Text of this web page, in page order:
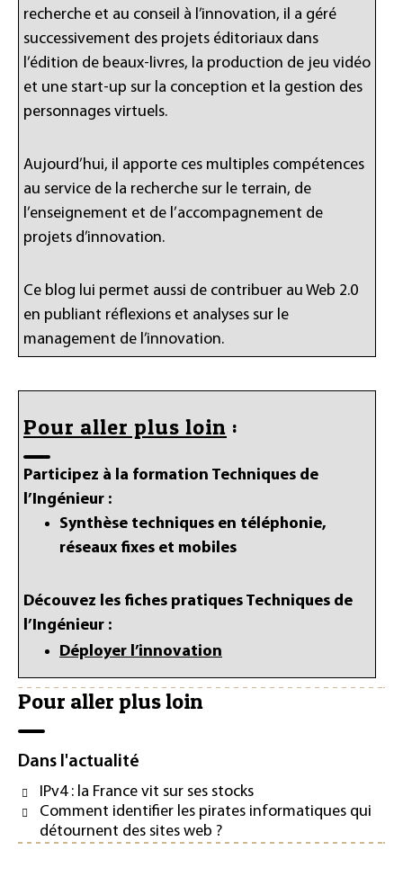
recherche et au conseil à l’innovation, il a géré
successivement des projets éditoriaux dans
l’édition de beaux-livres, la production de jeu vidéo
et une start-up sur la conception et la gestion des
personnages virtuels.
Aujourd’hui, il apporte ces multiples compétences
au service de la recherche sur le terrain, de
l’enseignement et de l’accompagnement de
projets d’innovation.
Ce blog lui permet aussi de contribuer au Web 2.0
en publiant réflexions et analyses sur le
management de l’innovation.
Pour aller plus loin :
Participez à la formation Techniques de
l’Ingénieur :
Synthèse techniques en téléphonie,
réseaux fixes et mobiles
Découvez les fiches pratiques Techniques de
l’Ingénieur :
Déployer l’innovation
Pour aller plus loin
Dans l'actualité
IPv4 : la France vit sur ses stocks
Comment identifier les pirates informatiques qui
détournent des sites web ?